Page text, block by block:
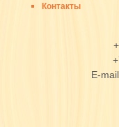
Контакты
E-